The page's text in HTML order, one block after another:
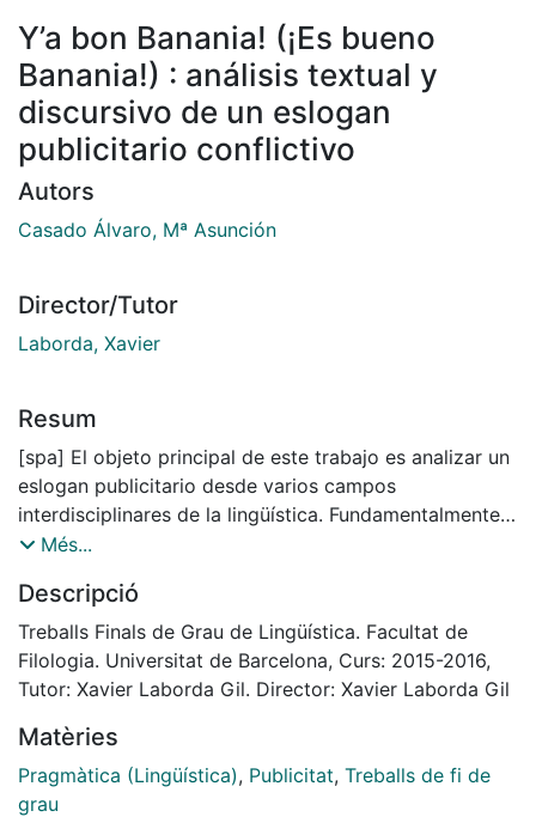
Y’a bon Banania! (¡Es bueno
Banania!) : análisis textual y
discursivo de un eslogan
publicitario conflictivo
Autors
Casado Álvaro, Mª Asunción
Director/Tutor
Laborda, Xavier
Resum
[spa] El objeto principal de este trabajo es analizar un
eslogan publicitario desde varios campos
interdisciplinares de la lingüística. Fundamentalmente,
se realizará el estudio desde la pragmática pero se
semántica, la historia de la lengua francesa y su
desarrollo en territorios africanos colonizados, así
como los factores sociológicos que determinaron la
creación de una lengua pidgin, el français tirailleur. Se
su economía expresiva, perdurabilidad, periodización,
densidad léxica, utilización de recursos retóricos e
impacto comunicativo, además de aspectos
Més...
Descripció
Treballs Finals de Grau de Lingüística. Facultat de
Filologia. Universitat de Barcelona, Curs: 2015-2016,
Tutor: Xavier Laborda Gil. Director: Xavier Laborda Gil
Matèries
Pragmàtica (Lingüística), Publicitat, Treballs de fi de
grau